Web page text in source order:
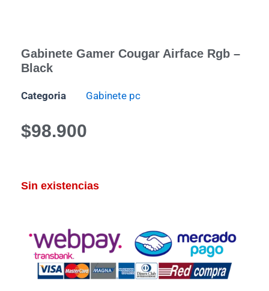
Gabinete Gamer Cougar Airface Rgb –
Black
Categoria Gabinete pc
$98.900
Sin existencias